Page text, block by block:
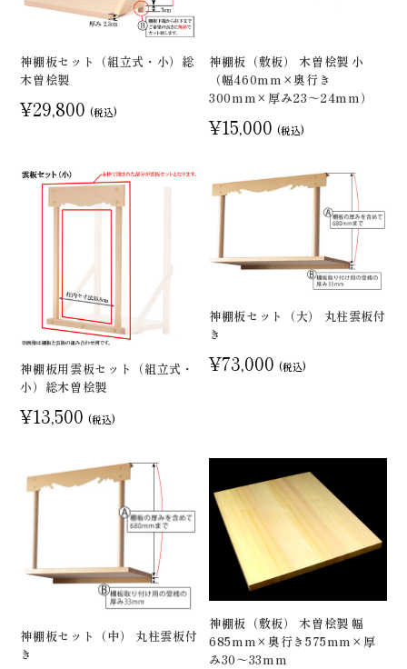
神棚板セット（組立式・小）総
木曽桧製
¥29,800 (税込)
神棚板（敷板） 木曽桧製 小
（幅460mm×奥行き
300mm×厚み23～24mm）
¥15,000 (税込)
神棚板用雲板セット（組立式・
小）総木曽桧製
¥13,500 (税込)
神棚板セット（大） 丸柱雲板付
き
¥73,000 (税込)
神棚板セット（中） 丸柱雲板付
き
神棚板（敷板） 木曽桧製 幅
685mm×奥行き575mm×厚
み30～33mm